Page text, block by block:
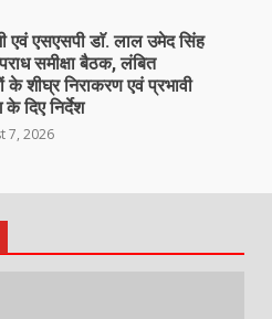
एवं एसएसपी डाॅ. लाल उमेद सिंह
समीक्षा बैठक, लंबित
के शीघ्र निराकरण एवं प्रभावी
दिए निर्देश
7, 2026